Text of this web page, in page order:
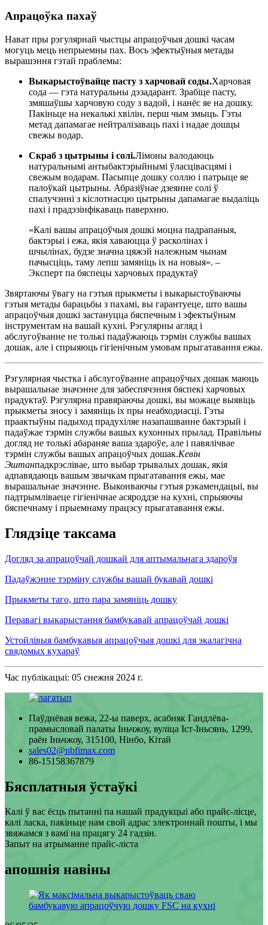
Апрацоўка пахаў
Нават пры рэгулярнай чыстцы апрацоўчыя дошкі часам
могуць мець непрыемны пах. Вось эфектыўныя метады
вырашэння гэтай праблемы:
Выкарыстоўвайце пасту з харчовай соды.Харчовая
сода — гэта натуральны дэзадарант. Зрабіце пасту,
змяшаўшы харчовую соду з вадой, і нанёс яе на дошку.
Пакіньце на некалькі хвілін, перш чым змыць. Гэты
метад дапамагае нейтралізаваць пахі і надае дошцы
свежы водар.
Скраб з цытрыны і солі.Лімоны валодаюць
натуральнымі антыбактэрыйнымі ўласцівасцямі і
свежым водарам. Пасыпце дошку соллю і патрыце яе
палоўкай цытрыны. Абразіўнае дзеянне солі ў
спалучэнні з кіслотнасцю цытрыны дапамагае выдаліць
пахі і прадэзінфікаваць паверхню.
«Калі вашы апрацоўчыя дошкі моцна падрапаныя,
бактэрыі і ежа, якія хаваюцца ў расколінах і
шчылінах, будзе значна цяжэй належным чынам
пачысціць, таму лепш замяніць іх на новыя». –
Эксперт па бяспецы харчовых прадуктаў
Звяртаючы ўвагу на гэтыя прыкметы і выкарыстоўваючы
гэтыя метады барацьбы з пахамі, вы гарантуеце, што вашы
апрацоўчыя дошкі застануцца бяспечным і эфектыўным
інструментам на вашай кухні. Рэгулярны агляд і
абслугоўванне не толькі падаўжаюць тэрмін службы вашых
дошак, але і спрыяюць гігіенічным умовам прыгатавання ежы.
Рэгулярная чыстка і абслугоўванне апрацоўчых дошак маюць
вырашальнае значэнне для забеспячэння бяспекі харчовых
прадуктаў. Рэгулярна правяраючы дошкі, вы можаце выявіць
прыкметы зносу і замяніць іх пры неабходнасці. Гэты
праактыўны падыход прадухіляе назапашванне бактэрый і
падаўжае тэрмін службы вашых кухонных прылад. Правільны
догляд не толькі абараняе ваша здароўе, але і павялічвае
тэрмін службы вашых апрацоўчых дошак.Кевін
Эштанпадкрэслівае, што выбар трывалых дошак, якія
адпавядаюць вашым звычкам прыгатавання ежы, мае
вырашальнае значэнне. Выконваючы гэтыя рэкамендацыі, вы
падтрымліваеце гігіенічнае асяроддзе на кухні, спрыяючы
бяспечнаму і прыемнаму працэсу прыгатавання ежы.
Глядзіце таксама
Догляд за апрацоўчай дошкай для аптымальнага здароўя
Падаўжэнне тэрміну службы вашай букавай дошкі
Прыкметы таго, што пара замяніць дошку
Перавагі выкарыстання бамбукавай апрацоўчай дошкі
Устойлівыя бамбукавыя апрацоўчыя дошкі для экалагічна
свядомых кухараў
Час публікацыі: 05 снежня 2024 г.
Паўднёвая вежа, 22-ы паверх, асабняк Гандлёва-
прамысловай палаты Іньчжоу, вуліца Іст-Іньсянь, 1299,
раён Іньчжоу, 315100, Нінбо, Кітай
sales02@nbfimax.com
86-15158367879
Бясплатныя ўстаўкі
Калі ў вас ёсць пытанні па нашай прадукцыі або прайс-лісце,
калі ласка, пакіньце нам свой адрас электроннай пошты, і мы
звяжамся з вамі на працягу 24 гадзін.
Запыт на атрыманне прайс-ліста
апошнія навіны